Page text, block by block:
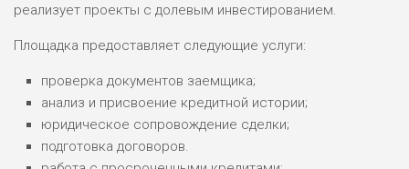
реализует проекты с долевым инвестированием.
Площадка предоставляет следующие услуги:
проверка документов заемщика;
анализ и присвоение кредитной истории;
юридическое сопровождение сделки;
подготовка договоров.